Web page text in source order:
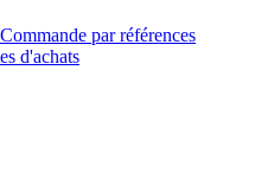
Commande par références
d'achats